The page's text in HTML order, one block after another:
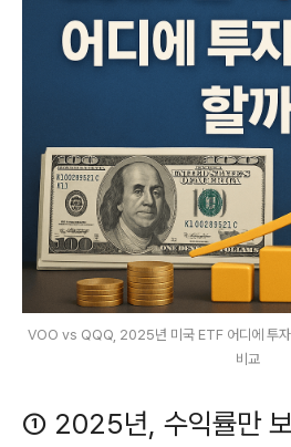
VOO vs QQQ, 2025년 미국 ETF 어디에 투자
비교
① 2025년, 수익률만